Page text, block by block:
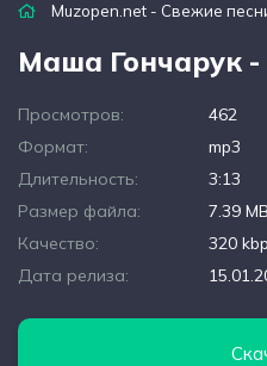
Muzopen.net - Свежие
Маша Гончарук
Просмотров:
462
Формат:
mp3
Длительность:
3:13
Размер файла:
7.39 MB
Качество:
320
Дата релиза: